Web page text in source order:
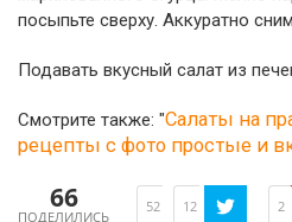
посыпьте сверху. Аккуратно
Подавать вкусный салат из
Смотрите также: "Салаты на
рецепты с фото простые и
66
ПОДЕЛИЛИСЬ
52 12 2